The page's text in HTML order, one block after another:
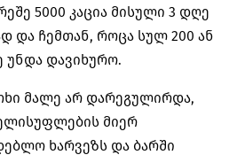
5000 კაცია მისული 3 დღე
და ჩემთან, როცა სულ 200 ან
უნდა დავიხურო.
მალე არ დარეგულირდა,
მიერ
ხარვეზს და ბარში